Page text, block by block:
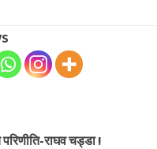
राघव चड्डा !